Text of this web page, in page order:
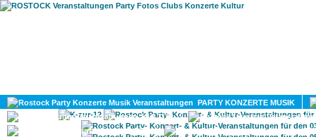
PARTY KONZERTE MUSIK
KULTUR
GAY